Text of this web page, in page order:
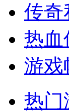
传奇
热血
游戏
热门